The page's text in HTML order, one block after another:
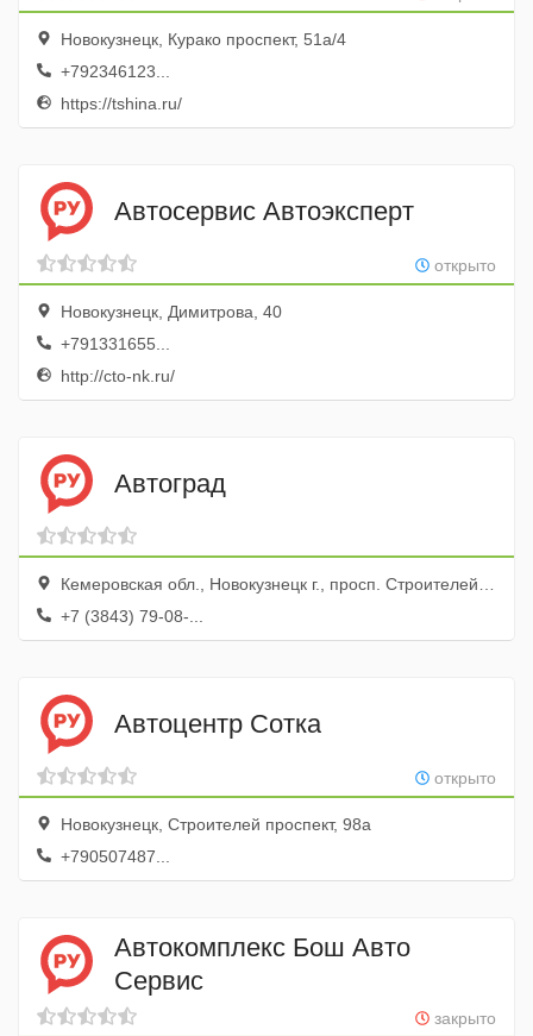
Новокузнецк, Курако проспект, 51а/4
+792346123...
https://tshina.ru/
Автосервис Автоэксперт
открыто
Новокузнецк, Димитрова, 40
+791331655...
http://cto-nk.ru/
Автоград
Кемеровская обл., Новокузнецк г., просп. Строителей, 6
+7 (3843) 79-08-...
Автоцентр Сотка
открыто
Новокузнецк, Строителей проспект, 98а
+790507487...
Автокомплекс Бош Авто
Сервис
закрыто